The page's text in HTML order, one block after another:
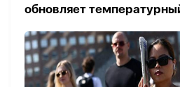
обновляет